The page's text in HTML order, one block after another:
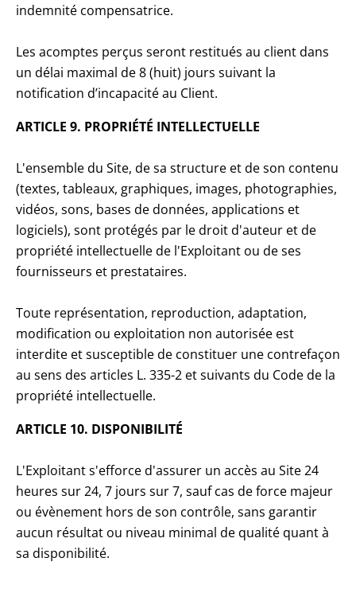
indemnité compensatrice.
Les acomptes perçus seront restitués au client dans
un délai maximal de 8 (huit) jours suivant la
notification d’incapacité au Client.
ARTICLE 9. PROPRIÉTÉ INTELLECTUELLE
L'ensemble du Site, de sa structure et de son contenu
(textes, tableaux, graphiques, images, photographies,
vidéos, sons, bases de données, applications et
logiciels), sont protégés par le droit d'auteur et de
propriété intellectuelle de l'Exploitant ou de ses
fournisseurs et prestataires.
Toute représentation, reproduction, adaptation,
modification ou exploitation non autorisée est
interdite et susceptible de constituer une contrefaçon
au sens des articles L. 335-2 et suivants du Code de la
propriété intellectuelle.
ARTICLE 10. DISPONIBILITÉ
L'Exploitant s'efforce d'assurer un accès au Site 24
heures sur 24, 7 jours sur 7, sauf cas de force majeur
ou évènement hors de son contrôle, sans garantir
aucun résultat ou niveau minimal de qualité quant à
sa disponibilité.